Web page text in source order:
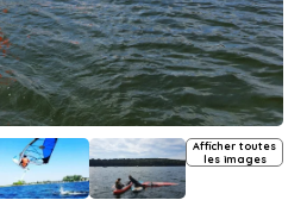
Afficher toutes
les images